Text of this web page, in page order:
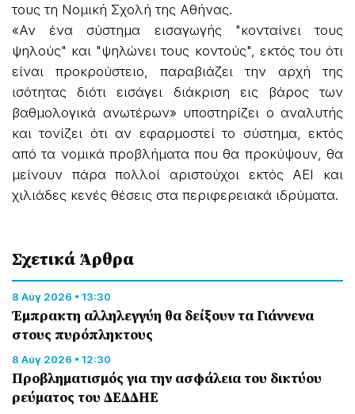
τους τη Νομική Σχολή της Αθήνας.
«Αν ένα σύστημα εισαγωγής "κονταίνει τους
ψηλούς" και "ψηλώνει τους κοντούς", εκτός του ότι
είναι προκρούστειο, παραβιάζει την αρχή της
ισότητας διότι εισάγει διάκριση εις βάρος των
βαθμολογικά ανωτέρων» υποστηρίζει ο αναλυτής
και τονίζει ότι αν εφαρμοστεί το σύστημα, εκτός
από τα νομικά προβλήματα που θα προκύψουν, θα
μείνουν πάρα πολλοί αριστούχοι εκτός ΑΕΙ και
χιλιάδες κενές θέσεις στα περιφερειακά ιδρύματα.
Σχετικά Άρθρα
8 Αύγ 2026 • 13:30
Έμπρακτη αλληλεγγύη θα δείξουν τα Γιάννενα
στους πυρόπληκτους
8 Αύγ 2026 • 12:30
Προβληματισμός για την ασφάλεια του δικτύου
ρεύματος του ΔΕΔΔΗΕ